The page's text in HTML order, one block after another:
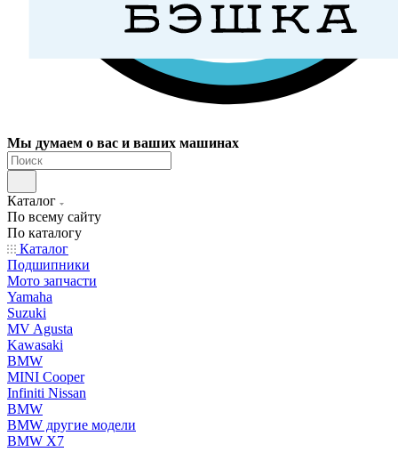
Мы думаем о вас и ваших машинах
Каталог
По всему сайту
По каталогу
Каталог
Подшипники
Мото запчасти
Yamaha
Suzuki
MV Agusta
Kawasaki
BMW
MINI Cooper
Infiniti Nissan
BMW
BMW другие модели
BMW X7